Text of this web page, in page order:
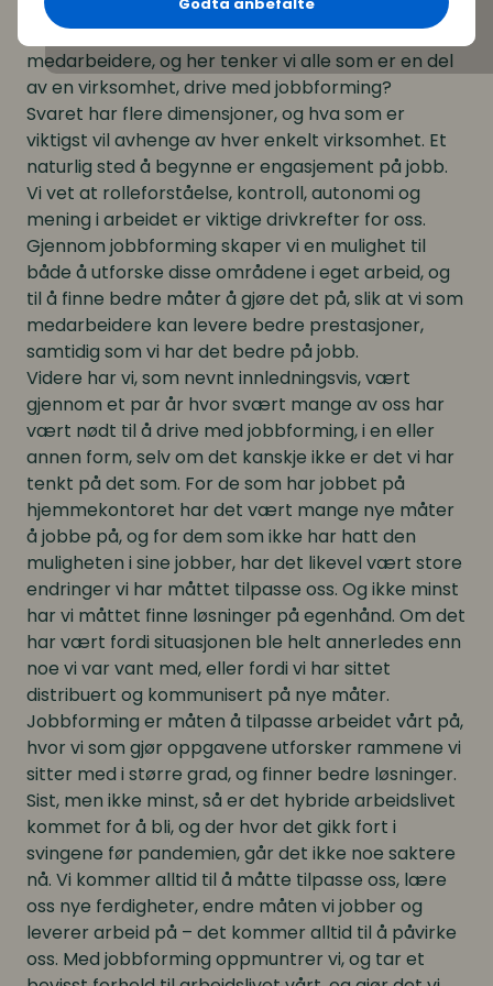
jobbforming?
Noen vil kanskje spørre seg hvorfor man skal la
medarbeidere, og her tenker vi alle som er en del
av en virksomhet, drive med jobbforming?
Svaret har flere dimensjoner, og hva som er
viktigst vil avhenge av hver enkelt virksomhet. Et
naturlig sted å begynne er engasjement på jobb.
Vi vet at rolleforståelse, kontroll, autonomi og
mening i arbeidet er viktige drivkrefter for oss.
Gjennom jobbforming skaper vi en mulighet til
både å utforske disse områdene i eget arbeid, og
til å finne bedre måter å gjøre det på, slik at vi som
medarbeidere kan levere bedre prestasjoner,
samtidig som vi har det bedre på jobb.
Videre har vi, som nevnt innledningsvis, vært
gjennom et par år hvor svært mange av oss har
vært nødt til å drive med jobbforming, i en eller
annen form, selv om det kanskje ikke er det vi har
tenkt på det som. For de som har jobbet på
hjemmekontoret har det vært mange nye måter
å jobbe på, og for dem som ikke har hatt den
muligheten i sine jobber, har det likevel vært store
endringer vi har måttet tilpasse oss. Og ikke minst
har vi måttet finne løsninger på egenhånd. Om det
har vært fordi situasjonen ble helt annerledes enn
noe vi var vant med, eller fordi vi har sittet
distribuert og kommunisert på nye måter.
Jobbforming er måten å tilpasse arbeidet vårt på,
hvor vi som gjør oppgavene utforsker rammene vi
sitter med i større grad, og finner bedre løsninger.
Sist, men ikke minst, så er det hybride arbeidslivet
kommet for å bli, og der hvor det gikk fort i
svingene før pandemien, går det ikke noe saktere
nå. Vi kommer alltid til å måtte tilpasse oss, lære
oss nye ferdigheter, endre måten vi jobber og
leverer arbeid på – det kommer alltid til å påvirke
oss. Med jobbforming oppmuntrer vi, og tar et